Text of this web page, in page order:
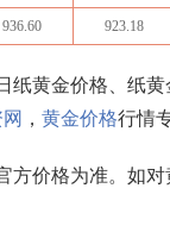
936.60 923.18
纸黄金价格、纸
， 黄金价格行情
方价格为准。如